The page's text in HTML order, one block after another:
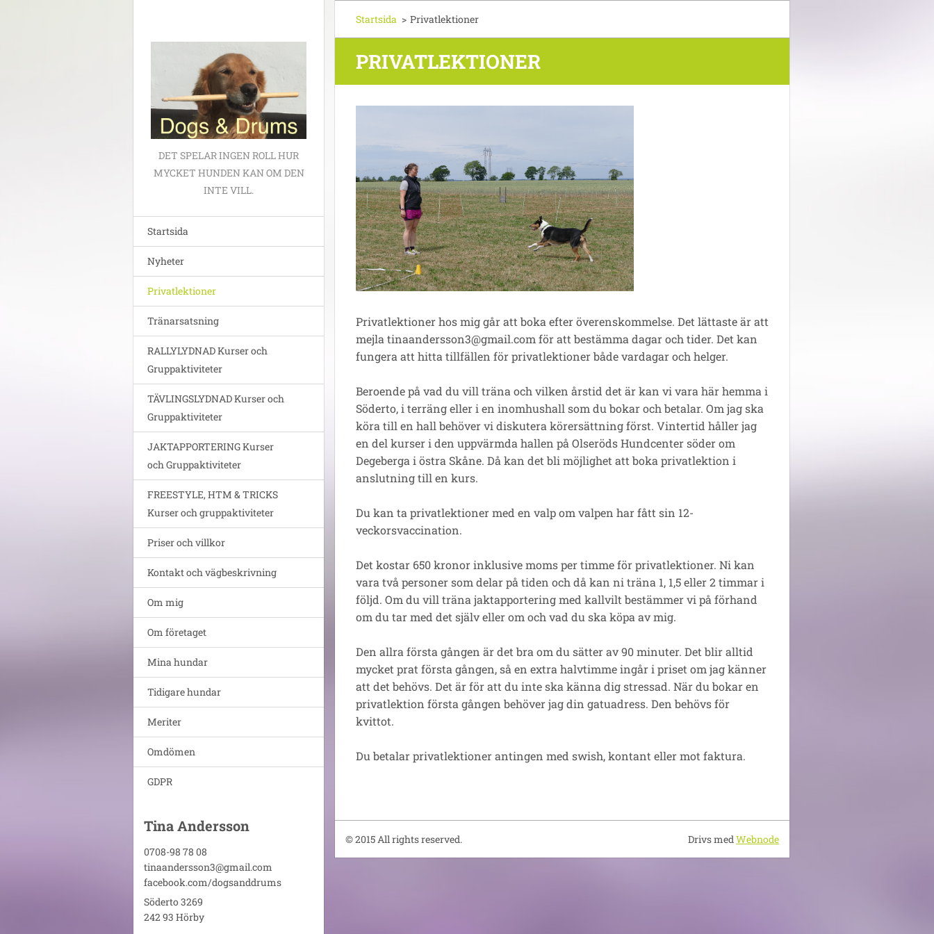
DET SPELAR INGEN ROLL HUR
MYCKET HUNDEN KAN OM DEN
INTE VILL.
Startsida
Nyheter
Privatlektioner
Tränarsatsning
RALLYLYDNAD Kurser och
Gruppaktiviteter
TÄVLINGSLYDNAD Kurser och
Gruppaktiviteter
JAKTAPPORTERING Kurser
och Gruppaktiviteter
FREESTYLE, HTM & TRICKS
Kurser och gruppaktiviteter
Priser och villkor
Kontakt och vägbeskrivning
Om mig
Om företaget
Mina hundar
Tidigare hundar
Meriter
Omdömen
GDPR
Tina Andersson
0708-98 78 08
tinaandersson3@gmail.com
facebook.com/dogsanddrums
Söderto 3269
242 93 Hörby
Startsida > Privatlektioner
PRIVATLEKTIONER
Privatlektioner hos mig går att boka efter överenskommelse. Det lättaste är att
mejla tinaandersson3@gmail.com för att bestämma dagar och tider. Det kan
fungera att hitta tillfällen för privatlektioner både vardagar och helger.
Beroende på vad du vill träna och vilken årstid det är kan vi vara här hemma i
Söderto, i terräng eller i en inomhushall som du bokar och betalar. Om jag ska
köra till en hall behöver vi diskutera körersättning först. Vintertid håller jag
en del kurser i den uppvärmda hallen på Olseröds Hundcenter söder om
Degeberga i östra Skåne. Då kan det bli möjlighet att boka privatlektion i
anslutning till en kurs.
Du kan ta privatlektioner med en valp om valpen har fått sin 12-
veckorsvaccination.
Det kostar 650 kronor inklusive moms per timme för privatlektioner. Ni kan
vara två personer som delar på tiden och då kan ni träna 1, 1,5 eller 2 timmar i
följd. Om du vill träna jaktapportering med kallvilt bestämmer vi på förhand
om du tar med det själv eller om och vad du ska köpa av mig.
Den allra första gången är det bra om du sätter av 90 minuter. Det blir alltid
mycket prat första gången, så en extra halvtimme ingår i priset om jag känner
att det behövs. Det är för att du inte ska känna dig stressad. När du bokar en
privatlektion första gången behöver jag din gatuadress. Den behövs för
kvittot.
Du betalar privatlektioner antingen med swish, kontant eller mot faktura.
© 2015 All rights reserved. Drivs medWebnode